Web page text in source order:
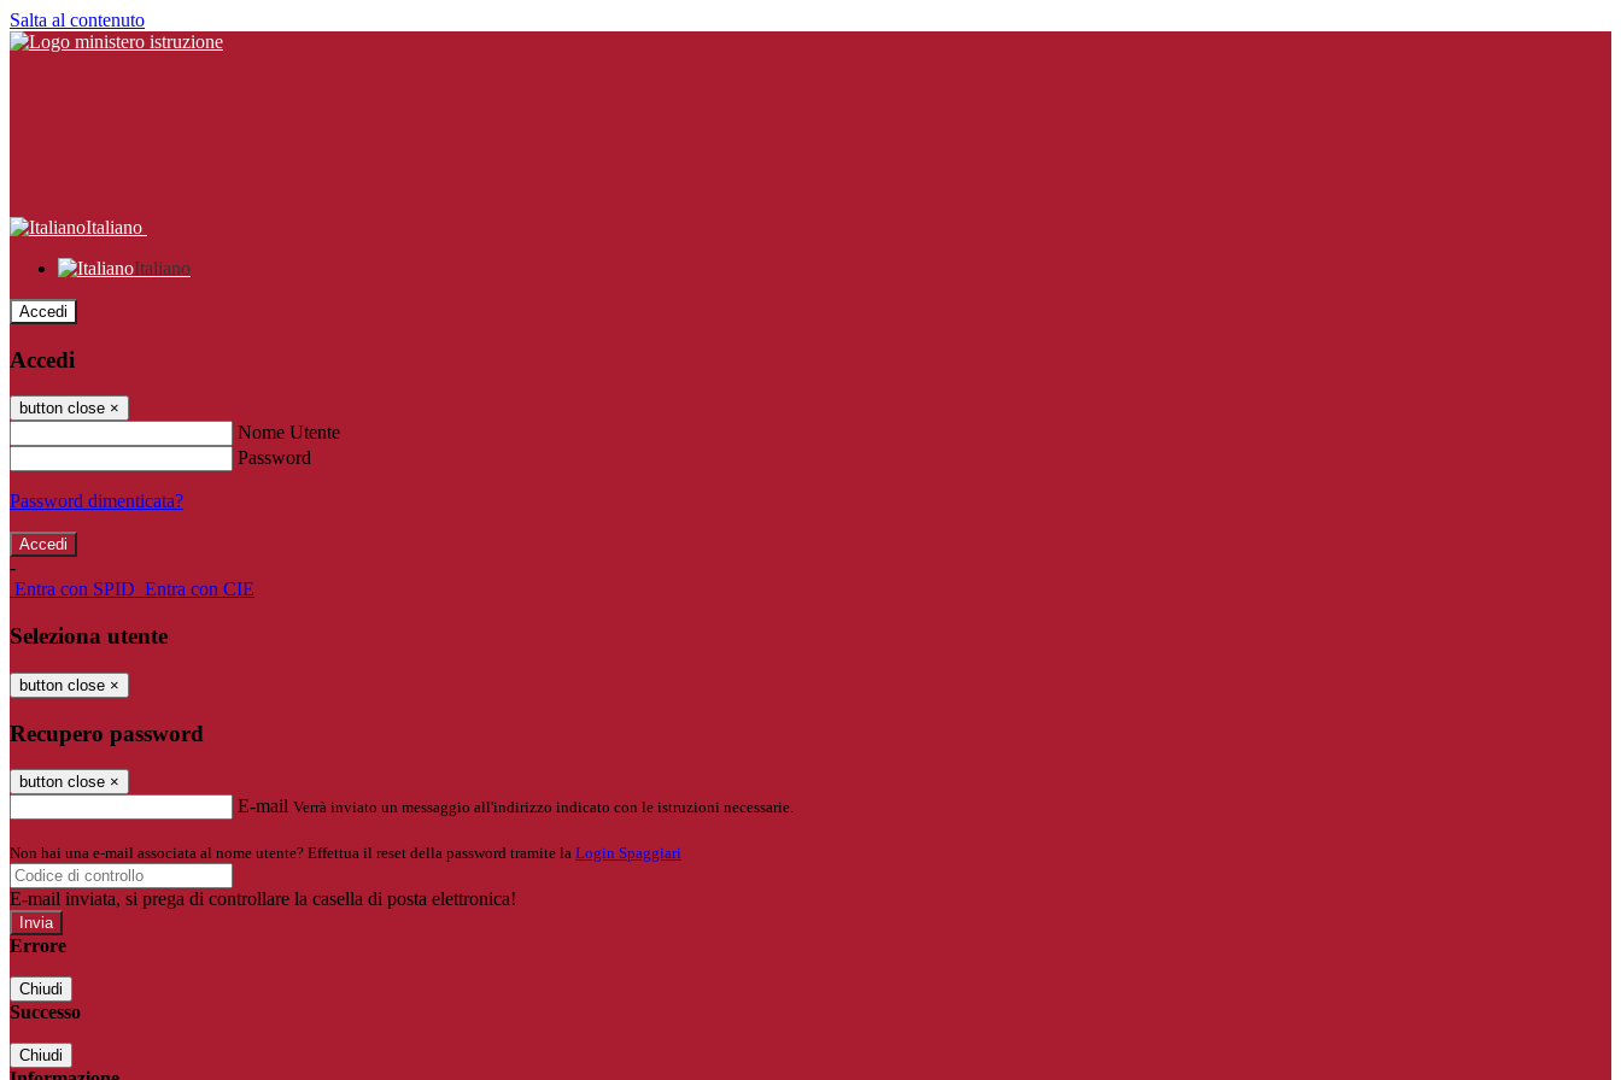
Salta al contenuto
Italiano
Italiano
Accedi
Accedi
button close ×
Nome Utente
Password
Password dimenticata?
-
Entra con SPID Entra con CIE
Seleziona utente
button close ×
Recupero password
button close ×
E-mail Verrà inviato un messaggio all'indirizzo indicato con le istruzioni necessarie.
Non hai una e-mail associata al nome utente? Effettua il reset della password tramite la Login Spaggiari
E-mail inviata, si prega di controllare la casella di posta elettronica!
Errore
Chiudi
Successo
Chiudi